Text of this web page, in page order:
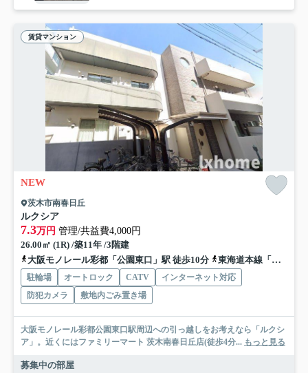
賃貸マンション
NEW
茨木市南春日丘
ルクシア
7.3万円 管理/共益費4,000円
26.00㎡ (1R) /築11年 /3階建
大阪モノレール彩都「公園東口」駅 徒歩10分
東海道本線「茨木」駅 徒歩23分
駐輪場 オートロック CATV
インターネット対応
防犯カメラ
敷地内ごみ置き場
大阪モノレール彩都公園東口駅周辺への引っ越しをお考えなら「ルクシ
ア」。近くにはファミリーマート 茨木南春日丘店(徒歩4分... もっと見る
募集中の部屋